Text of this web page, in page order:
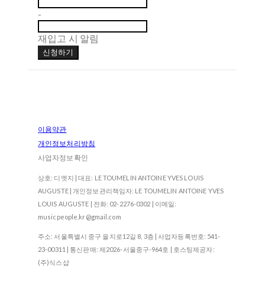
-
재입고 시 알림
신청하기
이용약관
개인정보처리방침
사업자정보확인
상호: 디엣지 | 대표: LE TOUMELIN ANTOINE YVES LOUIS
AUGUSTE | 개인정보관리책임자: LE TOUMELIN ANTOINE YVES
LOUIS AUGUSTE | 전화: 02-2276-0302 | 이메일:
musicpeople.kr@gmail.com
주소: 서울특별시 중구 을지로12길 8, 3층 | 사업자등록번호: 541-
23-00311 | 통신판매: 제2026-서울중구-964호 | 호스팅제공자:
(주)식스샵